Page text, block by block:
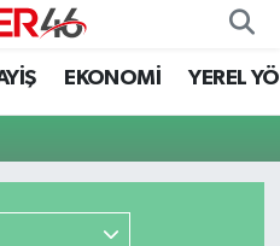
EKONOMİ YEREL
Vakitleri